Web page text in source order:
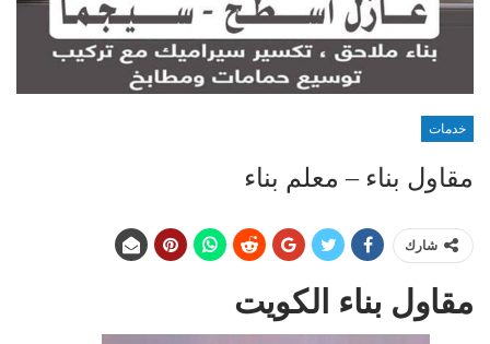
خدمات
مقاول بناء – معلم بناء
شارك
مقاول بناء الكويت